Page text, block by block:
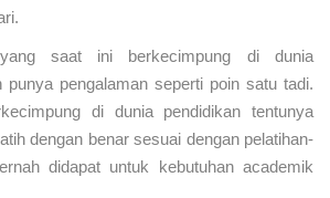
saat ini berkecimpung di dunia
punya pengalaman seperti poin satu tadi.
di dunia pendidikan tentunya
dengan benar sesuai dengan pelatihan-
didapat untuk kebutuhan academik